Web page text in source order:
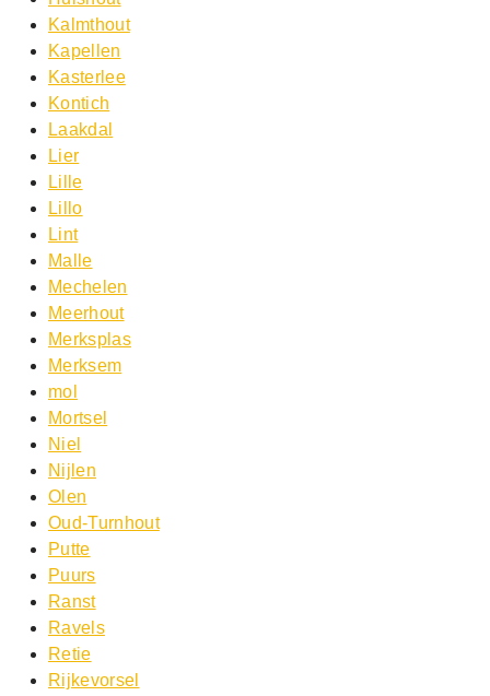
Kalmthout
Kapellen
Kasterlee
Kontich
Laakdal
Lier
Lille
Lillo
Lint
Malle
Mechelen
Meerhout
Merksplas
Merksem
mol
Mortsel
Niel
Nijlen
Olen
Oud-Turnhout
Putte
Puurs
Ranst
Ravels
Retie
Rijkevorsel